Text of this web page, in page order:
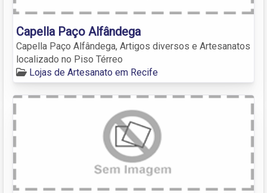
Capella Paço Alfândega
Capella Paço Alfândega, Artigos diversos e Artesanatos
localizado no Piso Térreo
Lojas de Artesanato em Recife